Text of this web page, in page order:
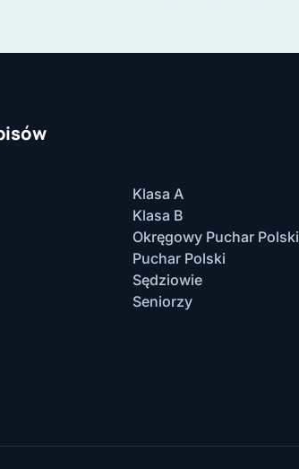
Klasa A
Klasa B
Okręgowy Puchar Polski
Puchar Polski
Sędziowie
Seniorzy